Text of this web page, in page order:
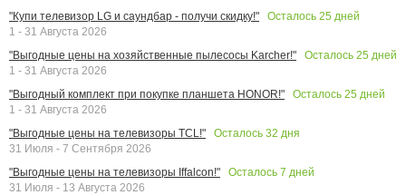
"Купи телевизор LG и саундбар - получи скидку!"
Осталось 25 дней
1 - 31 Августа 2026
"Выгодные цены на хозяйственные пылесосы Karcher!"
Осталось 25 дней
1 - 31 Августа 2026
"Выгодный комплект при покупке планшета HONOR!"
Осталось 25 дней
1 - 31 Августа 2026
"Выгодные цены на телевизоры TCL!"
Осталось 32 дня
31 Июля - 7 Сентября 2026
"Выгодные цены на телевизоры Iffalcon!"
Осталось 7 дней
31 Июля - 13 Августа 2026